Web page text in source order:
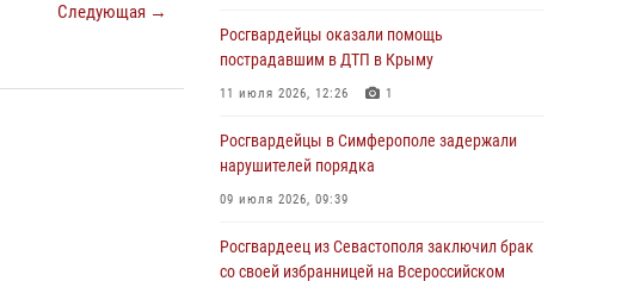
Следующая →
Росгвардейцы Севастополя пресекли
противоправные действия на охраняемом
объекте
Росгвардейцы Крыма и Севастополя
отметили День Крещения Руси
В Симферополе сотрудники Росгвардии
Росгвардейцы оказали помощь
пострадавшим в ДТП в Крыму
11 июля 2026, 12:26 1
Росгвардейцы в Симферополе задержали
нарушителей порядка
09 июля 2026, 09:39
Росгвардеец из Севастополя заключил брак
со своей избранницей на Всероссийском